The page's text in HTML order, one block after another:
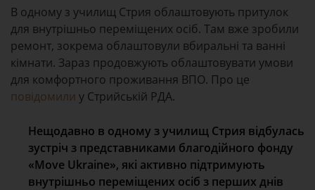
В одному з училищ Стрия облаштовують притулок
для внутрішньо переміщених осіб. Там вже зробили
ремонт, зокрема облаштовули вбиральні та ванні
кімнати. Зараз продовжують облаштовувати умови
для комфортного проживання ВПО. Про це
повідомили у Стрийській РДА.
Нещодавно в одному з училищ Стрия відбулась
зустріч з представниками благодійного фонду
«Move Ukraine», які активно підтримують
внутрішньо переміщених осіб з перших днів